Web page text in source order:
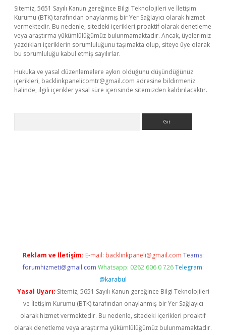
Sitemiz, 5651 Sayılı Kanun gereğince Bilgi Teknolojileri ve İletişim
Kurumu (BTK) tarafından onaylanmış bir Yer Sağlayıcı olarak hizmet
vermektedir. Bu nedenle, sitedeki içerikleri proaktif olarak denetleme
veya araştırma yükümlülüğümüz bulunmamaktadır. Ancak, üyelerimiz
yazdıkları içeriklerin sorumluluğunu taşımakta olup, siteye üye olarak
bu sorumluluğu kabul etmiş sayılırlar.
Hukuka ve yasal düzenlemelere aykırı olduğunu düşündüğünüz
içerikleri, backlinkpanelicomtr@gmail.com adresine bildirmeniz
halinde, ilgili içerikler yasal süre içerisinde sitemizden kaldırılacaktır.
Reklam ve İletişim: E-mail: backlinkpaneli@gmail.com Teams:
forumhizmeti@gmail.com Whatsapp: 0262 606 0 726 Telegram:
@karabul
Yasal Uyarı: Sitemiz, 5651 Sayılı Kanun gereğince Bilgi Teknolojileri
ve İletişim Kurumu (BTK) tarafından onaylanmış bir Yer Sağlayıcı
olarak hizmet vermektedir. Bu nedenle, sitedeki içerikleri proaktif
olarak denetleme veya araştırma yükümlülüğümüz bulunmamaktadır.